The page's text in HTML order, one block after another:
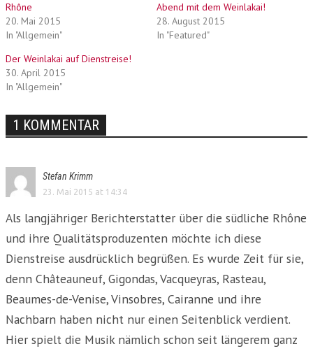
Rhône
20. Mai 2015
In "Allgemein"
Abend mit dem Weinlakai!
28. August 2015
In "Featured"
Der Weinlakai auf Dienstreise!
30. April 2015
In "Allgemein"
1 KOMMENTAR
Stefan Krimm
23. Mai 2015 at 14:34
Als langjähriger Berichterstatter über die südliche Rhône
und ihre Qualitätsproduzenten möchte ich diese
Dienstreise ausdrücklich begrüßen. Es wurde Zeit für sie,
denn Châteauneuf, Gigondas, Vacqueyras, Rasteau,
Beaumes-de-Venise, Vinsobres, Cairanne und ihre
Nachbarn haben nicht nur einen Seitenblick verdient.
Hier spielt die Musik nämlich schon seit längerem ganz